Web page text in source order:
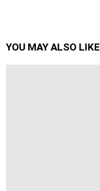
YOU MAY ALSO LIKE